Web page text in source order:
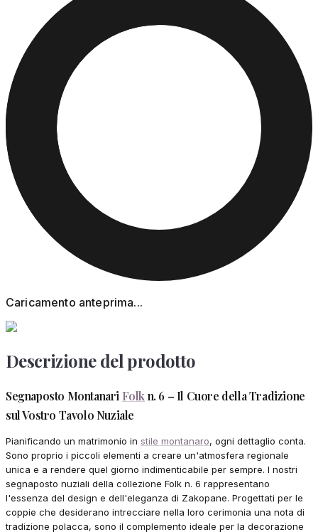
Caricamento anteprima...
Descrizione del prodotto
Segnaposto Montanari Folk n. 6 – Il Cuore della Tradizione
sul Vostro Tavolo Nuziale
Pianificando un matrimonio in stile montanaro, ogni dettaglio conta.
Sono proprio i piccoli elementi a creare un'atmosfera regionale
unica e a rendere quel giorno indimenticabile per sempre. I nostri
segnaposto nuziali della collezione Folk n. 6 rappresentano
l'essenza del design e dell'eleganza di Zakopane. Progettati per le
coppie che desiderano intrecciare nella loro cerimonia una nota di
tradizione polacca, sono il complemento ideale per la decorazione